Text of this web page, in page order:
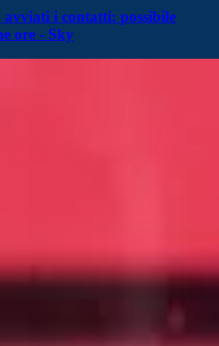
avviati i contatti: possibile
ore - Sky